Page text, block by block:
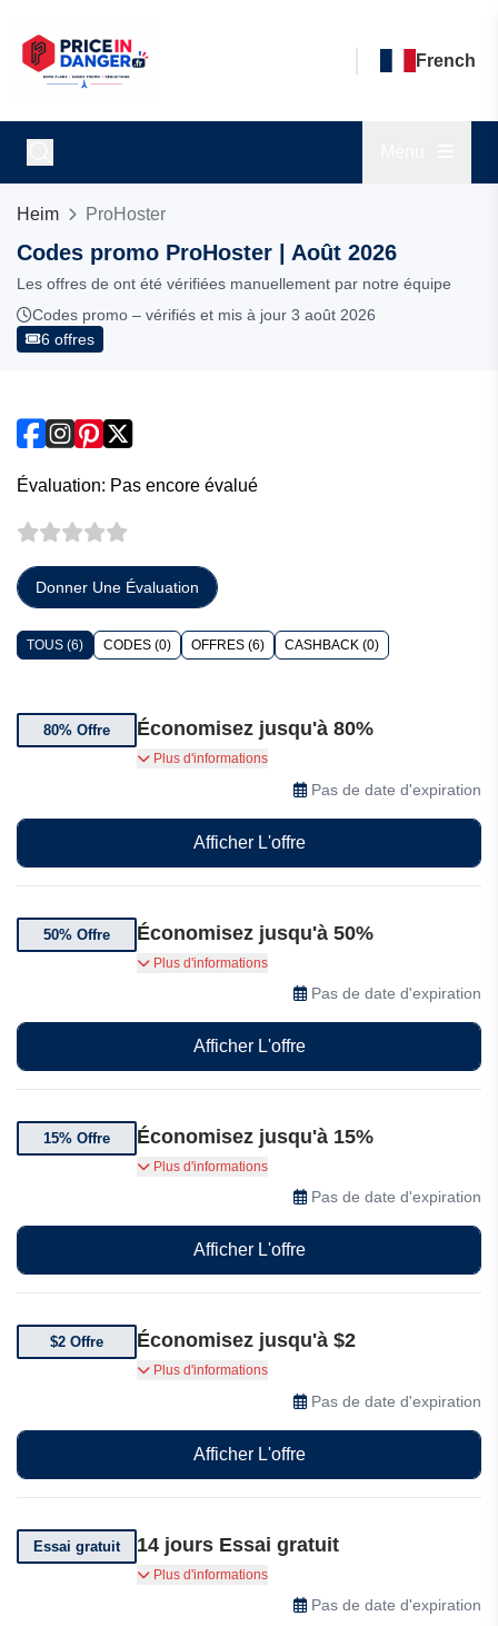
French
Heim ProHoster
Codes promo ProHoster | Août 2026
Les offres de ont été vérifiées manuellement par notre équipe
Codes promo – vérifiés et mis à jour 3 août 2026
6 offres
Évaluation: Pas encore évalué
Donner Une Évaluation
TOUS (6) CODES (0) OFFRES (6) CASHBACK (0)
80% Offre Économisez jusqu'à 80%
Jusqu'à 80% de réduction sur une sélection de
Plus d'informations
Pas de date d'expiration
Afficher L'offre
50% Offre Économisez jusqu'à 50%
Jusqu'à 50% de réduction sur une sélection de
Plus d'informations
Pas de date d'expiration
Afficher L'offre
15% Offre Économisez jusqu'à 15%
Jusqu'à 15% de réduction sur une sélection de
Plus d'informations
Pas de date d'expiration
Afficher L'offre
$2 Offre Économisez jusqu'à $2
Abonnements à partir de $2 chez ProHoster
Plus d'informations
Pas de date d'expiration
Afficher L'offre
Essai gratuit 14 jours Essai gratuit
ProHoster offre 14 jours d'essai gratuit
Plus d'informations
Pas de date d'expiration